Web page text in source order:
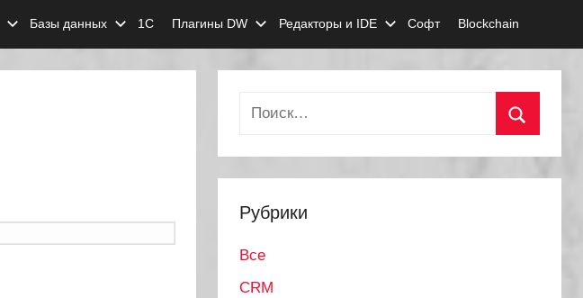
Базы данных 1С Плагины DW Редакторы и IDE Софт Blockchain
Найти:
Рубрики
Все
CRM